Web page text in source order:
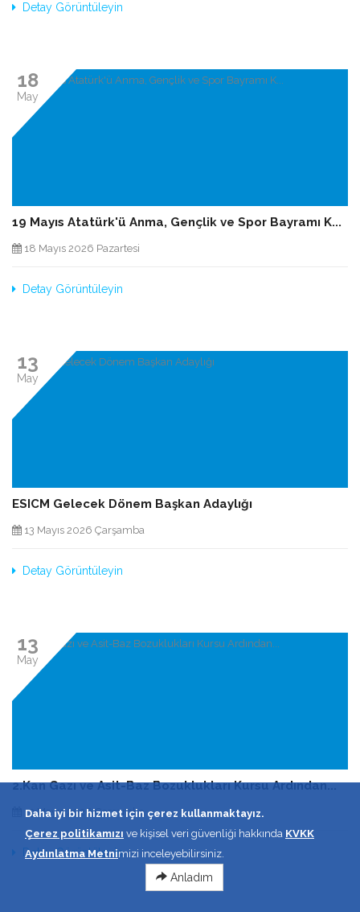
Detay Görüntüleyin
18
May
19 Mayıs Atatürk'ü Anma, Gençlik ve Spor Bayramı K...
18 Mayıs 2026 Pazartesi
Detay Görüntüleyin
13
May
ESICM Gelecek Dönem Başkan Adaylığı
13 Mayıs 2026 Çarşamba
Detay Görüntüleyin
13
May
2.Kan Gazı ve Asit-Baz Bozuklukları Kursu Ardından...
13 Mayıs 2026 Çarşamba
Detay Görüntüleyin
Daha iyi bir hizmet için çerez kullanmaktayız.
Çerez politikamızı ve kişisel veri güvenliği hakkında KVKK
Aydınlatma Metnimizi inceleyebilirsiniz.
Anladım